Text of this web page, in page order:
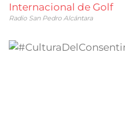
Internacional de Golf
Radio San Pedro Alcántara